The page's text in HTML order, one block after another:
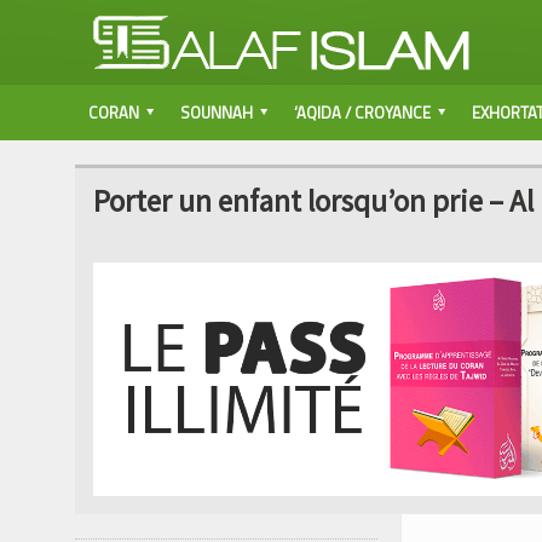
CORAN SOUNNAH ‘AQIDA / CROYANCE
Porter un enfant lorsqu’on prie –